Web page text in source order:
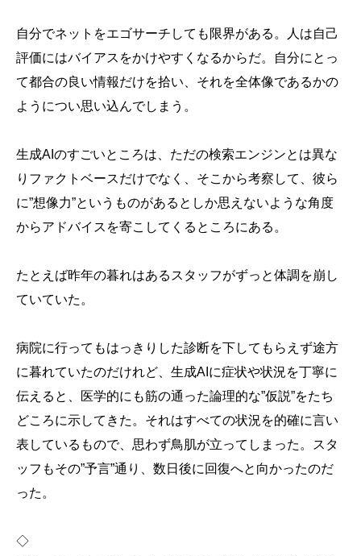
自分でネットをエゴサーチしても限界がある。人は自己
評価にはバイアスをかけやすくなるからだ。自分にとっ
て都合の良い情報だけを拾い、それを全体像であるかの
ようについ思い込んでしまう。
生成AIのすごいところは、ただの検索エンジンとは異な
りファクトベースだけでなく、そこから考察して、彼ら
に”想像力”というものがあるとしか思えないような角度
からアドバイスを寄こしてくるところにある。
たとえば昨年の暮れはあるスタッフがずっと体調を崩し
ていていた。
病院に行ってもはっきりした診断を下してもらえず途方
に暮れていたのだけれど、生成AIに症状や状況を丁寧に
伝えると、医学的にも筋の通った論理的な”仮説”をたち
どころに示してきた。それはすべての状況を的確に言い
表しているもので、思わず鳥肌が立ってしまった。スタ
ッフもその”予言”通り、数日後に回復へと向かったのだ
った。
◇